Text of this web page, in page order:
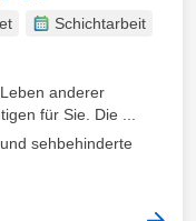
Schichtarbeit
anderer
für Sie. Die ...
sehbehinderte